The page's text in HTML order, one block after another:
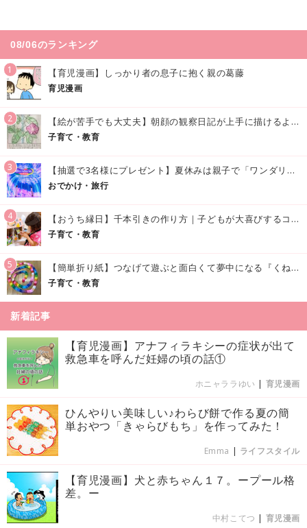
08/06のランキング
1 【育児漫画】しっかり者の息子に抱く親の葛藤
育児漫画
2 【絵が苦手でも大丈夫】朝顔の観察日記が上手に描けるようになる方法｜イラスト付き
子育て・教育
3 【抽選で3名様にプレゼント】夏休みは親子で「ワンダリア横浜」へ！涼しく学んで遊べる話題の没入型施設をご紹介
おでかけ・旅行
4 【おうち縁日】千本引きの作り方｜子どもが大喜びするコツやアイデア♪
子育て・教育
5 【簡単折り紙】つなげて遊ぶと面白くて夢中になる『くねくねへびさんの作り方』
子育て・教育
新着記事
【育児漫画】アナフィラキシーの症状が出て
救急車を呼んだ妊婦の頃の話①
ホニャララゆい | 育児漫画
ひんやりい美味しい♪わらび餅で作る夏の簡
単おやつ「きゃらびもち」を作ってみた！
Emma | ライフスタイル
【育児漫画】犬と赤ちゃん１７。ープール格
差。ー
中村こてつ | 育児漫画